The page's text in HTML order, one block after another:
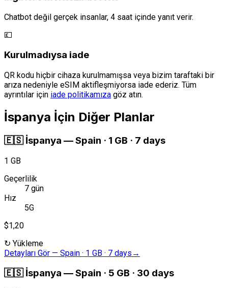
Chatbot değil gerçek insanlar, 4 saat içinde yanıt verir.
💷
Kurulmadıysa iade
QR kodu hiçbir cihaza kurulmamışsa veya bizim taraftaki bir
arıza nedeniyle eSIM aktifleşmiyorsa iade ederiz. Tüm
ayrıntılar için iade politikamıza göz atın.
İspanya İçin Diğer Planlar
🇪🇸 İspanya —Spain · 1 GB · 7 days
1 GB
Geçerlilik
7 gün
Hız
5G
$1,20
↻ Yükleme
Detayları Gör — Spain · 1 GB · 7 days →
🇪🇸 İspanya —Spain · 5 GB · 30 days